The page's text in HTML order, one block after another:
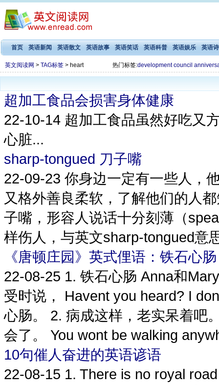
首页 英语新闻 英语散文 英语故事 英语笑话 英语科普 英语娱乐 英语
英文阅读网 > TAG标签 > heart 热门标签:development council
超加工食品会损害身体健康
22-10-14 超加工食品虽然好吃又
心脏...
sharp-tongued 刀子嘴
22-09-23 你身边一定有一些人，
又格外善良柔软，了解他们的人
子嘴，形容人说话十分刻薄（
样伤人，与英文sharp-tongued意
《唐顿庄园》英式俚语：铁石心肠
22-08-25 1. 铁石心肠 Anna和
受时说， Havent you heard? I
心肠。 2. 病成这样，老实呆着吧
会了。 You wont be walking
10句催人奋进的英语谚语
22-08-15 1. There is no royal